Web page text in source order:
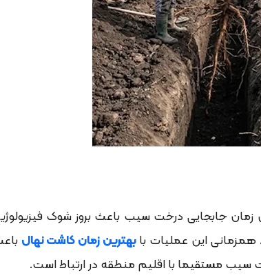
زمان جابجایی درخت سیب باعث بروز شوک
این عملیات بابهترین زمان کاشت نهال
مستقیما با اقلیم منطقه در ارتباط است.